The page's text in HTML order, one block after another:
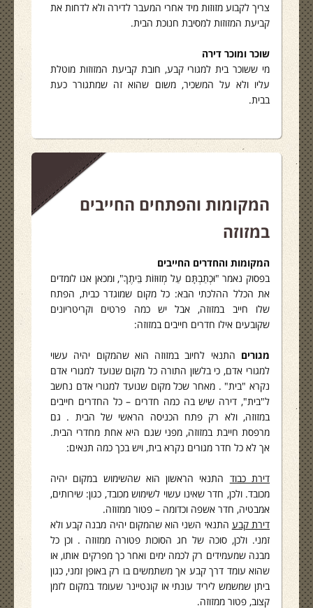
צריך לקבוע מזוזות מיד אחרי המעבר לדירה ולא לדחות את
קביעת המזוזות למסיבת חנוכת הבית.
שוכר ומוכר דירה
מי ששוכר בית למגורי קבע, חובת קביעת המזוזות מוטלת
עליו ולא על המשכיר, משום שהוא זה שמתגורר כעת
בבית.
המקומות והפתחים החייבים
במזוזה
המקומות והחדרים החייבים
בפסוק נאמר "וּכְתַבְתָּם עַל מְזוּזוֹת בֵּיתֶךָ", ומכאן אנו לומדים
את הכלל ההלכתי הבא: כל מקום שמוגדר כבית, הפתח
שלו חייב במזוזה, אבל יש כמה פרטים וקריטריונים
שקובעים אילו חדרים חייבים במזוזה:
מגורים התנאי לחיוב במזוזה הוא שהמקום יהיה עשוי
למגורי אדם, כי בלשון התורה כל מקום שנועד למגורי אדם
נקרא "בית" . מאחר שכל מקום שנועד למגורי אדם נחשב
ל"בית", דירה שיש בה כמה חדרים – כל החדרים חייבים
במזוזה, ולא רק פתח הכניסה הראשי של הבית . גם
מרפסת חייבת במזוזה, מפני שגם היא אחת מחדרי הבית.
אך לא כל חדר מגורים נקרא בית, ויש בכך כמה תנאים:
דירת כבוד התנאי הראשון הוא שהשימוש במקום יהיה
מכובד. ולכן, חדר שאינו עשוי לשימוש מכובד, כגון: שירותים,
אמבטיה, חדר אשפה וכדומה – פטור ממזוזה.
דירת קבע התנאי השני הוא שהמקום יהיה מבנה קבע ולא
זמני. ולכן, סוכה של חג הסוכות פטורה ממזוזה . וכן כל
מבנה שמעמידים רק לכמה ימים ואחר כך מפרקים אותו, או
שהוא עומד דרך קבע אך משתמשים בו רק באופן זמני, כגון
ביתן שמשמש ליריד עונתי או קונטיינר שעומד במקום לזמן
קצוב, פטור ממזוזה.